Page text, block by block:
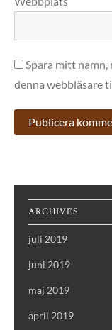
Spara mitt namn,
denna webbläsare
ARCHIVES
juli 2019
juni 2019
maj 2019
april 2019